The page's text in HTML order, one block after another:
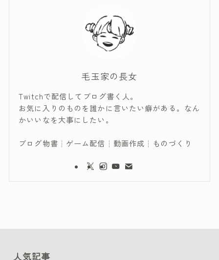
毛玉家の長女
Twitchで配信してブログ書く人。
お気に入りのものを誰かに言いたい癖がある。なん
かいいなを大事にしたい。
ブログ物書┆ゲーム配信┆動画作成┆ものづくり
人気記事